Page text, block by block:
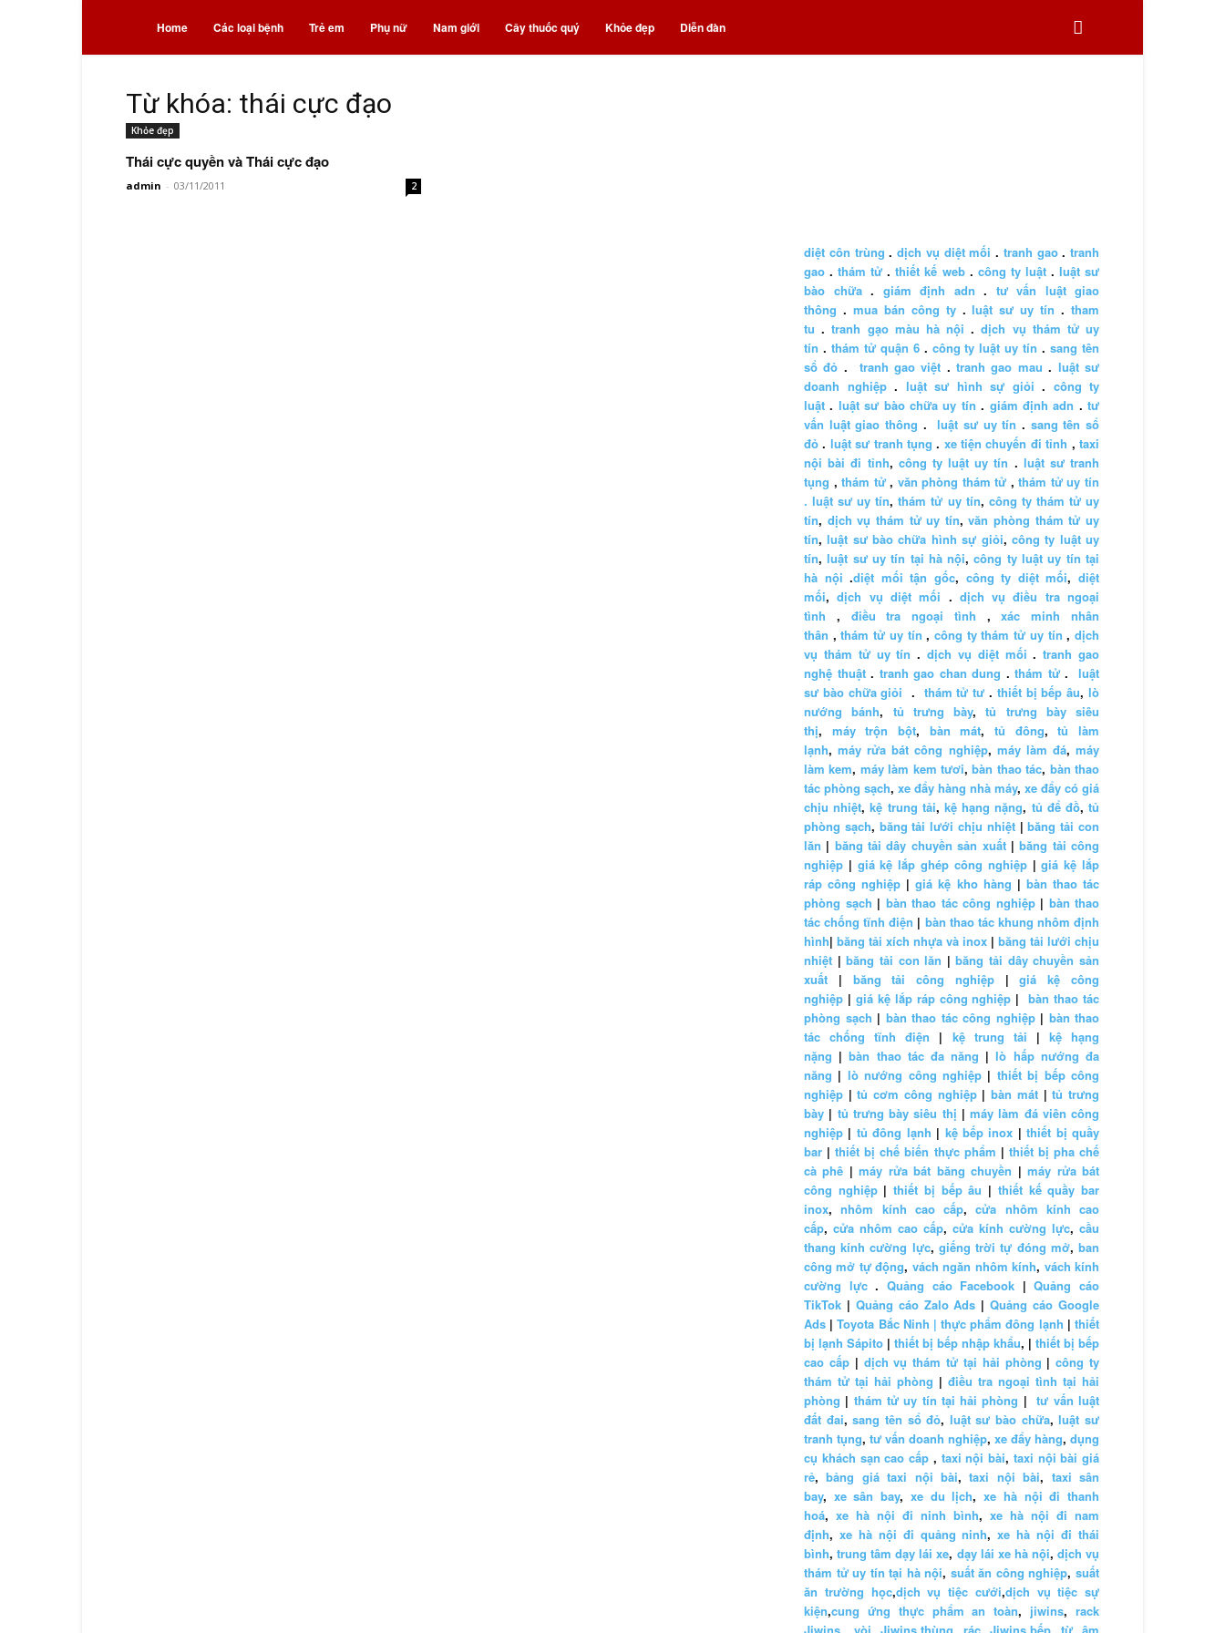
Bệnh
thuốc
Home Các loại bệnh Trẻ em Phụ nữ Nam giới Cây thuốc quý Khỏe đẹp Diễn đàn
Từ khóa: thái cực đạo
Khỏe đẹp
Thái cực quyền và Thái cực đạo
admin - 03/11/2011 2
diệt côn trùng . dịch vụ diệt mối . tranh gao. tranh
gao .thám tử .thiết kế web. công ty luật.luật sư
bào chữa. giám định adn . tư vấn luật giao
thông . mua bán công ty.luật sư uy tín .tham
tu .tranh gạo màu hà nội .dịch vụ thám tử uy
tín . thám tử quận 6. công ty luật uy tín .sang tên
sổ đỏ . tranh gao việt .tranh gao mau . luật sư
doanh nghiệp. luật sư hình sự giỏi . công ty
luật . luật sư bào chữa uy tín . giám định adn .tư
vấn luật giao thông .luật sư uy tín . sang tên sổ
đỏ . luật sư tranh tụng . xe tiện chuyến đi tỉnh ,taxi
nội bài đi tỉnh, công ty luật uy tín . luật sư tranh
tụng ,thám tử, văn phòng thám tử ,thám tử uy tín
. luật sư uy tín,thám tử uy tín, công ty thám tử uy
tín, dịch vụ thám tử uy tín,văn phòng thám tử uy
tín,luật sư bào chữa hình sự giỏi, công ty luật uy
tín,luật sư uy tín tại hà nội,công ty luật uy tín tại
hà nội.diệt mối tận gốc, công ty diệt mối,diệt
mối,dịch vụ diệt mối . dịch vụ điều tra ngoại
tình , điều tra ngoại tình ,xác minh nhân
thân ,thám tử uy tín ,công ty thám tử uy tín ,dịch
vụ thám tử uy tín .dịch vụ diệt mối .tranh gao
nghệ thuật. tranh gao chan dung . thám tử. luật
sư bào chữa giỏi . thám tử tư . thiết bị bếp âu,lò
nướng bánh, tủ trưng bày,tủ trưng bày siêu
thị, máy trộn bột, bàn mát,tủ đông,tủ làm
lạnh,máy rửa bát công nghiệp, máy làm đá,máy
làm kem, máy làm kem tươi,bàn thao tác, bàn thao
tác phòng sạch, xe đẩy hàng nhà máy, xe đẩy có giá
chịu nhiệt,kệ trung tải, kệ hạng nặng, tủ để đồ,tủ
phòng sạch, băng tải lưới chịu nhiệt|băng tải con
lăn | băng tải dây chuyền sản xuất|băng tải công
nghiệp | giá kệ lắp ghép công nghiệp|giá kệ lắp
ráp công nghiệp |giá kệ kho hàng | bàn thao tác
phòng sạch | bàn thao tác công nghiệp| bàn thao
tác chống tĩnh điện | bàn thao tác khung nhôm định
hình| băng tải xích nhựa và inox | băng tải lưới chịu
nhiệt |băng tải con lăn |băng tải dây chuyền sản
xuất | băng tải công nghiệp|giá kệ công
nghiệp | giá kệ lắp ráp công nghiệp |bàn thao tác
phòng sạch | bàn thao tác công nghiệp| bàn thao
tác chống tĩnh điện | kệ trung tải | kệ hạng
nặng |bàn thao tác đa năng |lò hấp nướng đa
năng | lò nướng công nghiệp | thiết bị bếp công
nghiệp |tủ cơm công nghiệp|bàn mát|tủ trưng
bày | tủ trưng bày siêu thị | máy làm đá viên công
nghiệp | tủ đông lạnh | kệ bếp inox |thiết bị quầy
bar |thiết bị chế biến thực phẩm | thiết bị pha chế
cà phê |máy rửa bát băng chuyền |máy rửa bát
công nghiệp|thiết bị bếp âu | thiết kế quầy bar
inox,nhôm kính cao cấp,cửa nhôm kính cao
cấp, cửa nhôm cao cấp, cửa kính cường lực, cầu
thang kính cường lực, giếng trời tự đóng mở,ban
công mở tự động, vách ngăn nhôm kính, vách kính
cường lực. Quảng cáo Facebook |Quảng cáo
TikTok | Quảng cáo Zalo Ads |Quảng cáo Google
Ads |Toyota Bắc Ninh | thực phẩm đông lạnh |thiết
bị lạnh Sápito | thiết bị bếp nhập khẩu, | thiết bị bếp
cao cấp| dịch vụ thám tử tại hải phòng |công ty
thám tử tại hải phòng | điều tra ngoại tình tại hải
phòng | thám tử uy tín tại hải phòng |tư vấn luật
đất đai,sang tên sổ đỏ, luật sư bào chữa,luật sư
tranh tụng, tư vấn doanh nghiệp, xe đẩy hàng, dụng
cụ khách sạn cao cấp , taxi nội bài, taxi nội bài giá
rẻ,bảng giá taxi nội bài,taxi nội bài, taxi sân
bay, xe sân bay, xe du lịch,xe hà nội đi thanh
hoá, xe hà nội đi ninh bình, xe hà nội đi nam
định, xe hà nội đi quảng ninh,xe hà nội đi thái
bình,trung tâm dạy lái xe, dạy lái xe hà nội, dịch vụ
thám tử uy tín tại hà nội, suất ăn công nghiệp,suất
ăn trường học,dịch vụ tiệc cưới,dịch vụ tiệc sự
kiện,cung ứng thực phẩm an toàn, jiwins,rack